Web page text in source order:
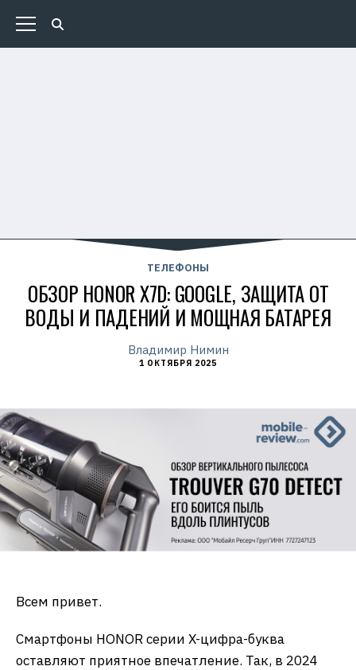
ТЕЛЕФОНЫ
ОБЗОР HONOR X7D: GOOGLE, ЗАЩИТА ОТ
ВОДЫ И ПАДЕНИЙ И МОЩНАЯ БАТАРЕЯ
Владимир Нимин
1 ОКТЯБРЯ 2025
Всем привет.
Смартфоны HONOR серии X-цифра-буква
оставляют приятное впечатление. Так, в 2024